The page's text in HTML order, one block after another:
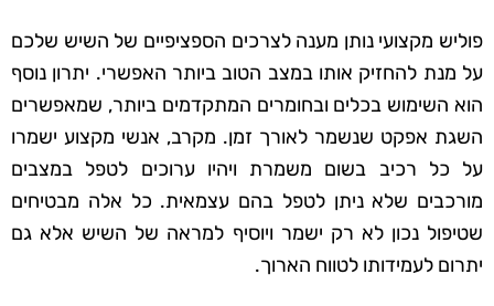
פוליש מקצועי נותן מענה לצרכים הספציפיים של השיש שלכם
על מנת להחזיק אותו במצב הטוב ביותר האפשרי. יתרון נוסף
הוא השימוש בכלים ובחומרים המתקדמים ביותר, שמאפשרים
השגת אפקט שנשמר לאורך זמן. מקרב, אנשי מקצוע ישמרו
על כל רכיב בשום משמרת ויהיו ערוכים לטפל במצבים
מורכבים שלא ניתן לטפל בהם עצמאית. כל אלה מבטיחים
שטיפול נכון לא רק ישמר ויוסיף למראה של השיש אלא גם
יתרום לעמידותו לטווח הארוך.